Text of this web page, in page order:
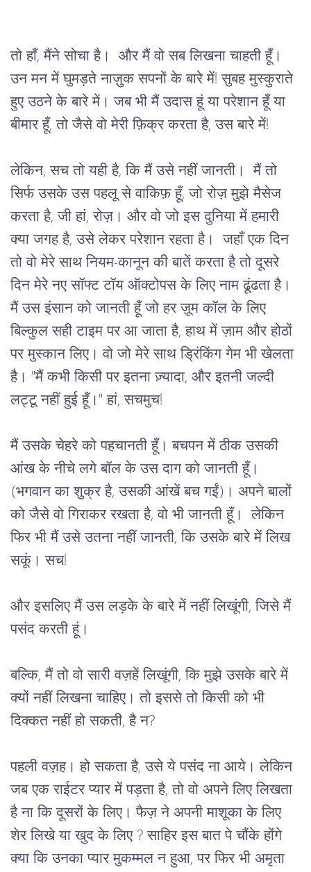
तो हाँ, मैंने सोचा है।  और मैं वो सब लिखना चाहती हूँ।
उन मन में घुमड़ते नाज़ुक सपनों के बारे में! सुबह मुस्कुराते
हुए उठने के बारे में। जब भी मैं उदास हूं या परेशान हूँ या
बीमार हूँ, तो जैसे वो मेरी फ़िक्र करता है, उस बारे में!
लेकिन, सच तो यही है, कि मैं उसे नहीं जानती।  मैं तो
सिर्फ उसके उस पहलू से वाकिफ़ हूँ, जो रोज़ मुझे मैसेज
करता है, जी हां, रोज़। और वो जो इस दुनिया में हमारी
क्या जगह है, उसे लेकर परेशान रहता है।  जहाँ एक दिन
तो वो मेरे साथ नियम-कानून की बातें करता है तो दूसरे
दिन मेरे नए सॉफ्ट टॉय ऑक्टोपस के लिए नाम ढूंढता है।
मैं उस इंसान को जानती हूँ जो हर ज़ूम कॉल के लिए
बिल्कुल सही टाइम पर आ जाता है, हाथ में ज़ाम और होठों
पर मुस्कान लिए। वो जो मेरे साथ ड्रिंकिंग गेम भी खेलता
है। "मैं कभी किसी पर इतना ज़्यादा, और इतनी जल्दी
लट्टू नहीं हुई हूँ।" हां, सचमुच!
मैं उसके चेहरे को पहचानती हूँ। बचपन में ठीक उसकी
आंख के नीचे लगे बॉल के उस दाग को जानती हूँ।
(भगवान का शुक्र है, उसकी आंखें बच गईं)। अपने बालों
को जैसे वो गिराकर रखता है, वो भी जानती हूँ।  लेकिन
फिर भी मैं उसे उतना नहीं जानती, कि उसके बारे में लिख
सकूं। सच!
और इसलिए मैं उस लड़के के बारे में नहीं लिखूंगी, जिसे मैं
पसंद करती हूं।
बल्कि, मैं तो वो सारी वज़हें लिखूंगी, कि मुझे उसके बारे में
क्यों नहीं लिखना चाहिए। तो इससे तो किसी को भी
दिक्कत नहीं हो सकती, है न?
पहली वज़ह। हो सकता है, उसे ये पसंद ना आये। लेकिन
जब एक राईटर प्यार में पड़ता है, तो वो अपने लिए लिखता
है ना कि दूसरों के लिए। फैज़ ने अपनी माशूका के लिए
शेर लिखे या खुद के लिए ? साहिर इस बात पे चौंके होंगे
क्या कि उनका प्यार मुकम्मल न हुआ, पर फिर भी अमृता